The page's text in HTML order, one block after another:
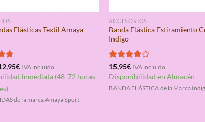
Elásticas Textil Amaya
€ IVA incluido
Inmediata (48-72 horas
de la marca Amaya Sport
ACCESORIOS
Banda Elástica Estiramiento
Indigo
Valorado
con4.00
de 5
15,95€ IVA incluido
Disponibilidad en Almacén
BANDA ELÁSTICA de la Marca